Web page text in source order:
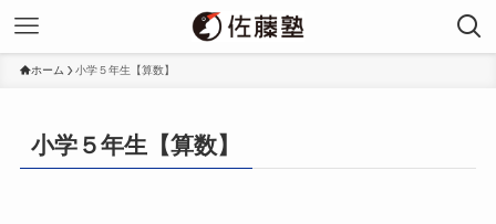
ホーム 小学５年生【算数】
小学５年生【算数】